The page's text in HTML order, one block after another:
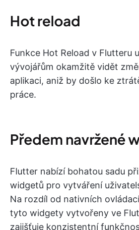
Hot reload
Funkce Hot Reload v Flutteru
vývojářům okamžitě vidět
aplikaci, aniž by došlo ke
práce.
Předem navržené
Flutter nabízí bohatou sadu
widgetů pro vytváření
Na rozdíl od nativních
tyto widgety vytvořeny ve
zajišťuje konzistentní